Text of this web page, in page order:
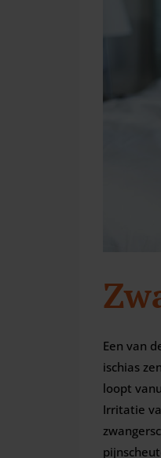
Een van
ischias
loopt
Irritatie